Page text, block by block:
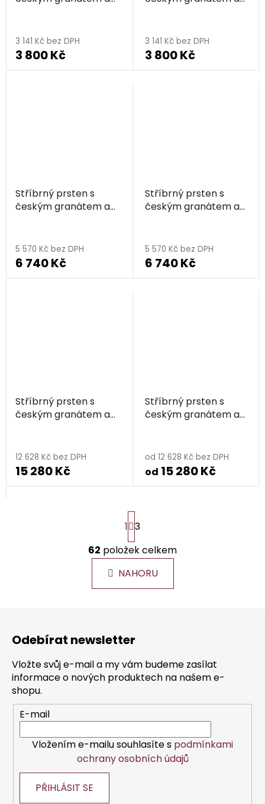
3 141 Kč bez DPH
3 800 Kč
3 141 Kč bez DPH
3 800 Kč
Stříbrný prsten s
českým granátem a
5 570 Kč bez DPH
6 740 Kč
Stříbrný prsten s
českým granátem a
5 570 Kč bez DPH
6 740 Kč
Stříbrný prsten s
českým granátem a
12 628 Kč bez DPH
15 280 Kč
Stříbrný prsten s
českým granátem a
od 12 628 Kč bez DPH
od 15 280 Kč
O
v
l
c
í
p
r
v
v
ý
p
i
S
t
r
á
n
k
1 3
62 položek celkem
NAHORU
Odebírat newsletter
Vložte svůj e-mail a my vám budeme zasílat
informace o nových produktech na našem e-
shopu.
E-mail
Vložením e-mailu souhlasíte s podmínkami
ochrany osobních údajů
PŘIHLÁSIT SE